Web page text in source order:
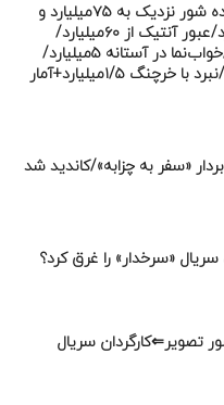
جیمز باند ۱۱۴میلیارد/زنده شور نزدیک به ۷۵میلیارد و
استخر در مرز ۷۰میلیارد/عبور آنتیک از ۶۰میلیارد/
تهران‌کنارت ۵۴میلیارد/خواب‌نما در آستانه ۵میلیارد/
لباس شخصی ۳میلیارد/نبرد با خرچنگ ۱/۵میلیارد+آمار
«سفر به چزابه»/کاندید شد
«سرخدار» را غرق کرد؟
تصویر⇐کارگردان سریال